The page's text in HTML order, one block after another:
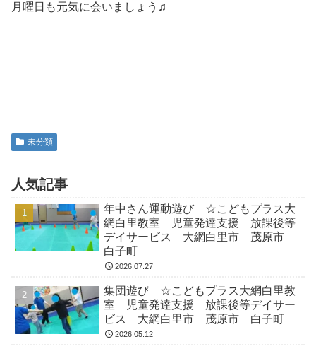
月曜日も元気に会いましょう♫
未分類
人気記事
年中さん運動遊び ☆こどもプラス大
網白里教室 児童発達支援 放課後等
デイサービス 大網白里市 茂原市
白子町
2026.07.27
集団遊び ☆こどもプラス大網白里教
室 児童発達支援 放課後等デイサー
ビス 大網白里市 茂原市 白子町
2026.05.12